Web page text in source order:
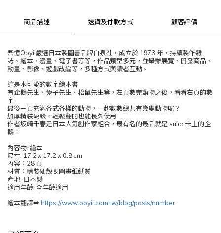
商品描述 送貨及付款方式 顧客評價
吾憶Ooyii嚴選日本製圖書品牌白泉社，成立於 1973 年，持續製作雜
誌、繪本、漫畫、電子書等等，作品類型多元，並舉辦展覽、開發商品、
動畫、影像、遊戲改編等，多種方式與讀者互動。
這是本可愛的數字繪本書
有企鵝先生、兔子先生、松鼠先生等，左頁數完動物之後，看看右頁的數
字
最後ㄧ頁充滿各式各樣的動物，一起數數總共有幾隻動物呢？
加厚精裝硬殼，輕鬆翻閱也能長久使用
作者坂崎千春是日本人氣創作家組合，最有名的最品就是 suica卡上的企
鵝！
內容物: 繪本
尺寸: 17.2 x 17.2 x 0.8 cm
內容：28 頁
材質：精裝硬殼＆圖畫紙紙質
產地: 日本製
適用年齡: 全年齡適用
繪本翻譯➡️https://www.ooyii.com.tw/blog/posts/number